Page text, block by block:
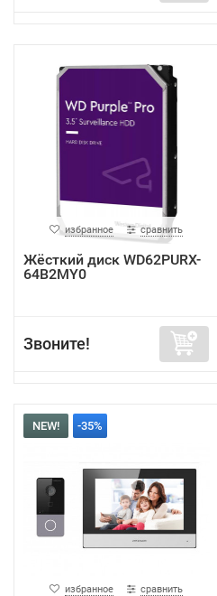
избранное сравнить
Жёсткий диск WD62PURX-
64B2MY0
Звоните!
NEW! -35%
избранное сравнить